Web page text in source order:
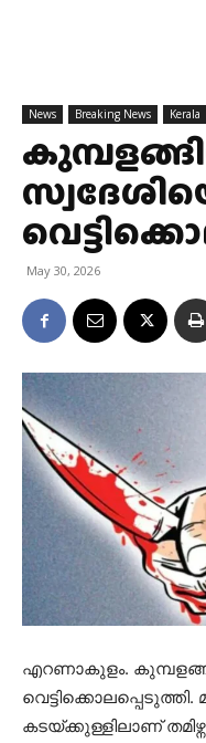
News Breaking News Kerala
May 30, 2026
എറണാകുളം.
വെട്ടിക്കൊലപ്പെടുത്തി.
കടയ്ക്കുള്ളിലാണ്